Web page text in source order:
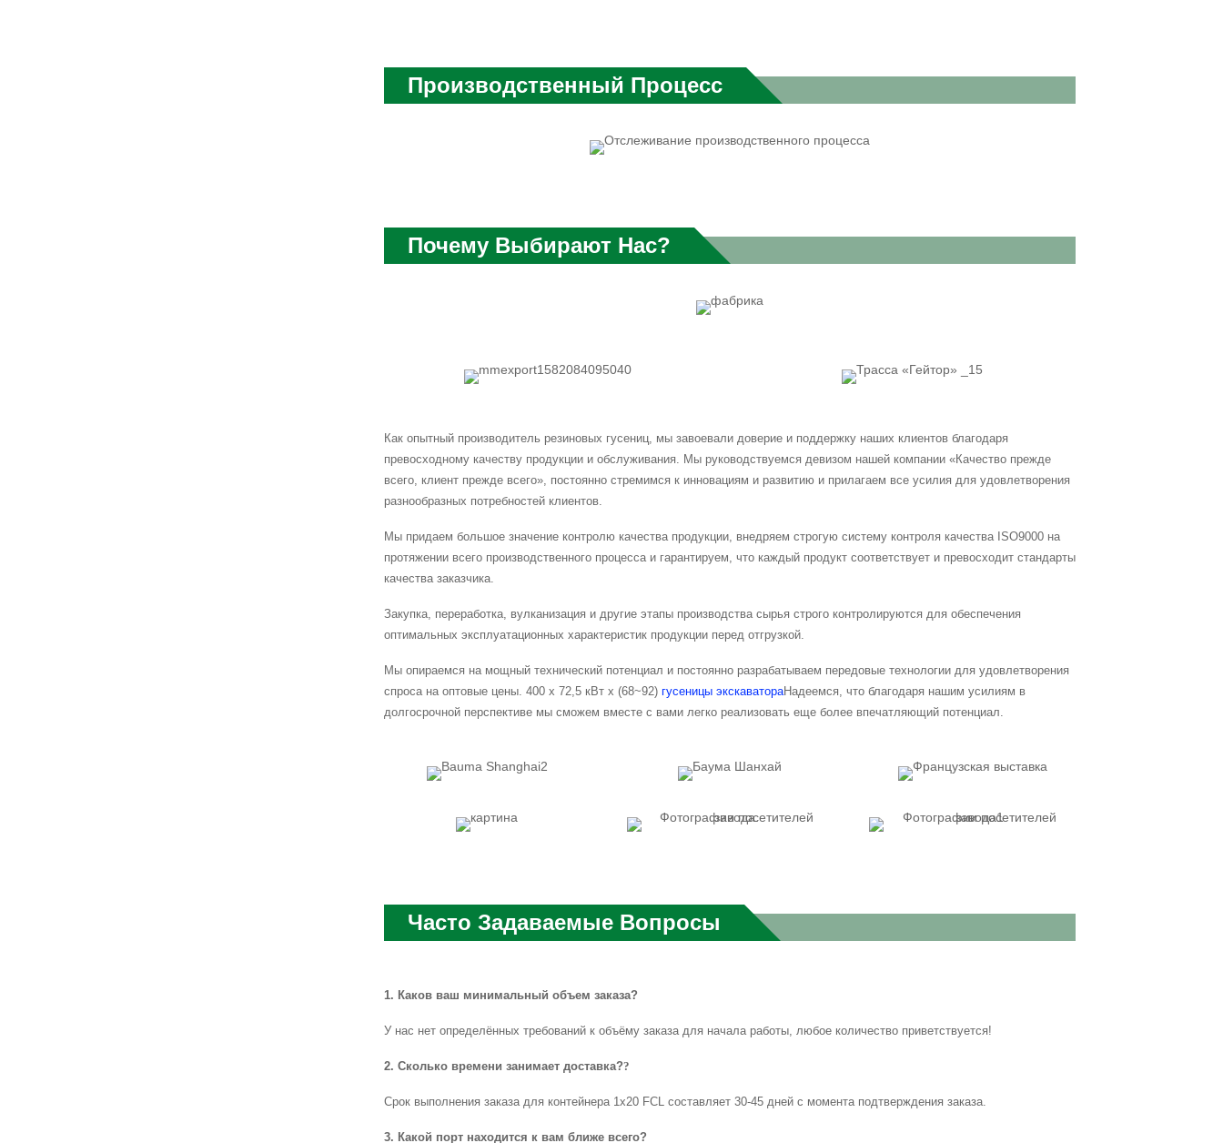
Производственный Процесс
Почему Выбирают Нас?
Как опытный производитель резиновых гусениц, мы завоевали доверие и поддержку наших клиентов благодаря
превосходному качеству продукции и обслуживания. Мы руководствуемся девизом нашей компании «Качество прежде
всего, клиент прежде всего», постоянно стремимся к инновациям и развитию и прилагаем все усилия для удовлетворения
разнообразных потребностей клиентов.
Мы придаем большое значение контролю качества продукции, внедряем строгую систему контроля качества ISO9000 на
протяжении всего производственного процесса и гарантируем, что каждый продукт соответствует и превосходит стандарты
качества заказчика.
Закупка, переработка, вулканизация и другие этапы производства сырья строго контролируются для обеспечения
оптимальных эксплуатационных характеристик продукции перед отгрузкой.
Мы опираемся на мощный технический потенциал и постоянно разрабатываем передовые технологии для удовлетворения
спроса на оптовые цены. 400 x 72,5 кВт x (68~92) гусеницы экскаватораНадеемся, что благодаря нашим усилиям в
долгосрочной перспективе мы сможем вместе с вами легко реализовать еще более впечатляющий потенциал.
Часто Задаваемые Вопросы
1. Каков ваш минимальный объем заказа?
У нас нет определённых требований к объёму заказа для начала работы, любое количество приветствуется!
2. Сколько времени занимает доставка??
Срок выполнения заказа для контейнера 1x20 FCL составляет 30-45 дней с момента подтверждения заказа.
3. Какой порт находится к вам ближе всего?